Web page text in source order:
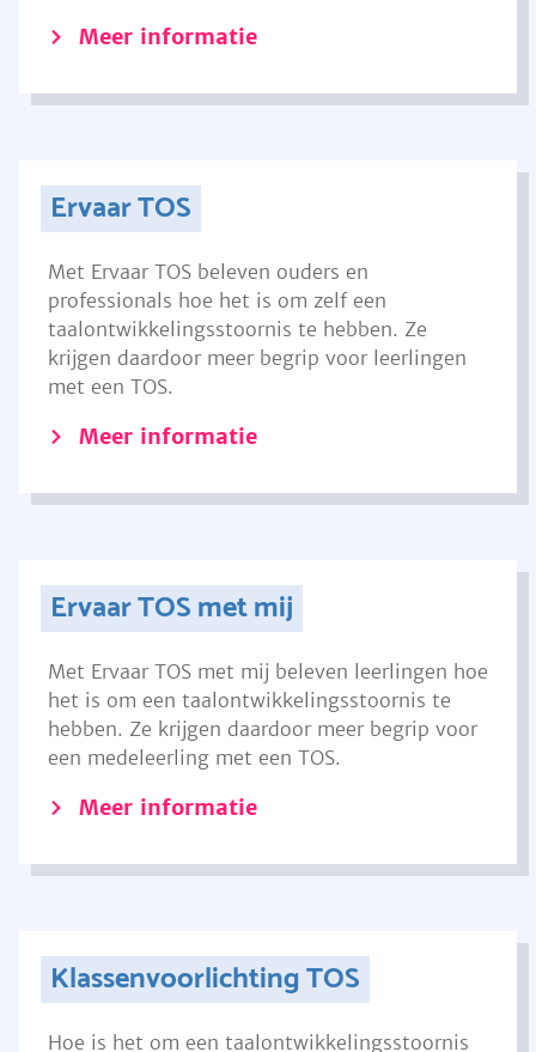
Meer informatie
Ervaar TOS
Met Ervaar TOS beleven ouders en
professionals hoe het is om zelf een
taalontwikkelingsstoornis te hebben. Ze
krijgen daardoor meer begrip voor leerlingen
met een TOS.
Meer informatie
Ervaar TOS met mij
Met Ervaar TOS met mij beleven leerlingen hoe
het is om een taalontwikkelingsstoornis te
hebben. Ze krijgen daardoor meer begrip voor
een medeleerling met een TOS.
Meer informatie
Klassenvoorlichting TOS
Hoe is het om een taalontwikkelingsstoornis